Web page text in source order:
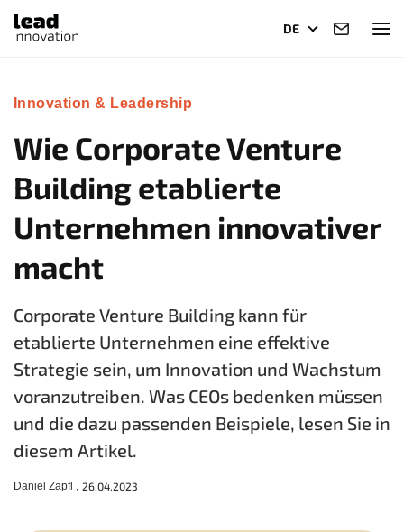
DE
Innovation & Leadership
Wie Corporate Venture
Building etablierte
Unternehmen innovativer
macht
Corporate Venture Building kann für
etablierte Unternehmen eine effektive
Strategie sein, um Innovation und Wachstum
voranzutreiben. Was CEOs bedenken müssen
und die dazu passenden Beispiele, lesen Sie in
diesem Artikel.
Daniel Zapfl , 26.04.2023